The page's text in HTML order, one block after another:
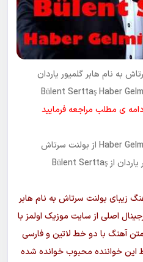
به نام هابر گلمیور یاردان
ی مطلب مراجعه فرمایید
Haber از بولنت سرتاش
یاردان از Bülent Serttaş
زیبای بولنت سرتاش به نام هابر
کیفیت ۳۲۰ اورجینال اصلی از سایت موزیک اولمز با
آهنگ با دو خط لاتین و فارسی